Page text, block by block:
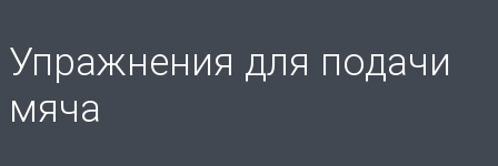
Упражнения для подачи
мяча